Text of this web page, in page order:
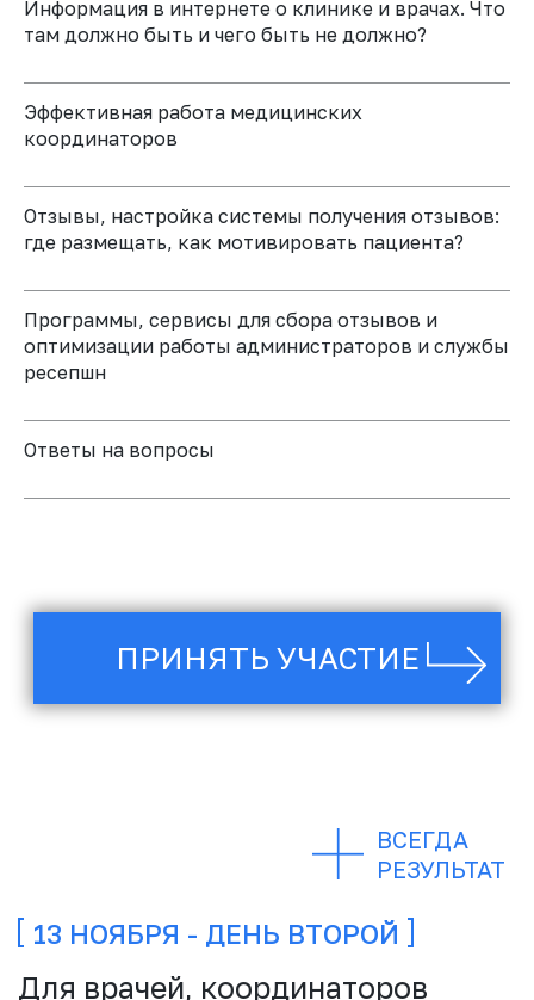
Информация в интернете о клинике и врачах. Что
там должно быть и чего быть не должно?
Эффективная работа медицинских
координаторов
Отзывы, настройка системы получения отзывов:
где размещать, как мотивировать пациента?
Программы, сервисы для сбора отзывов и
оптимизации работы администраторов и службы
ресепшн
Ответы на вопросы
ОБЕД
часть 3. Презентация плана
лечения